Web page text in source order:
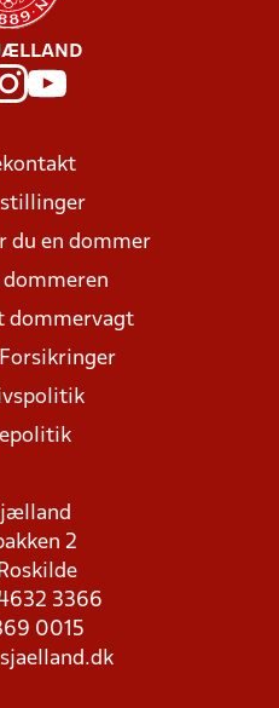
stillinger
du en dommer
dommeren
dommervagt
2
3366
0015